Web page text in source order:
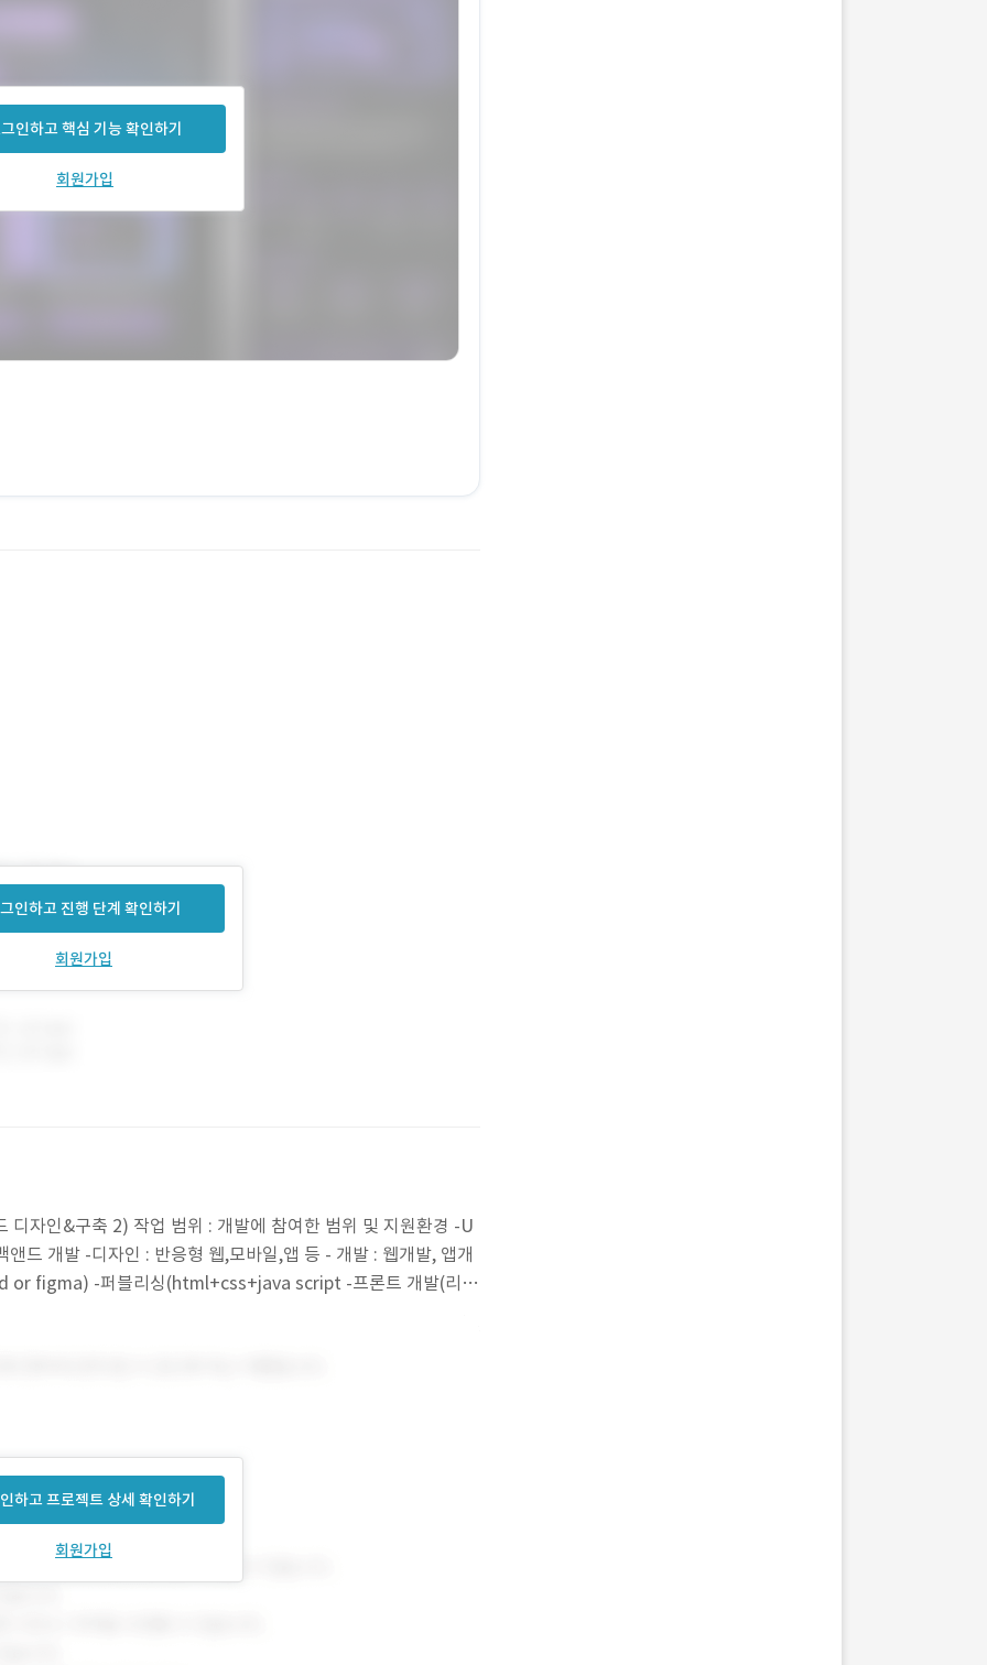
인하고 핵심 기능 확인하기
회원가입
인하고 진행 단계 확인하기
회원가입
디자인&구축 2) 작업 범위 : 개발에 참여한 범위 및 지원환경 -U
드 개발 -디자인 : 반응형 웹,모바일,앱 등 - 개발 : 웹개발, 앱개
or figma) -퍼블리싱(html+css+java script -프론트 개발(리액
하고 프로젝트 상세 확인하기
회원가입